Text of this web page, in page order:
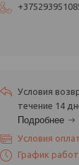
течение 14
Подробнее
Условия
График